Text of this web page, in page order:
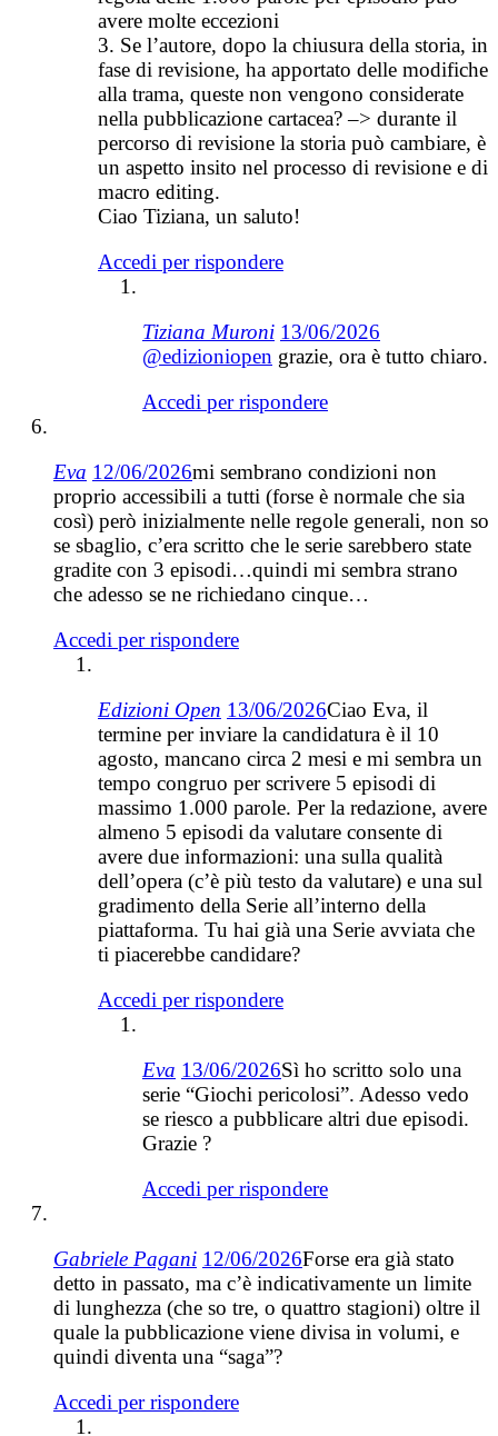
avere molte eccezioni
3. Se l’autore, dopo la chiusura della storia, in
fase di revisione, ha apportato delle modifiche
alla trama, queste non vengono considerate
nella pubblicazione cartacea? –> durante il
percorso di revisione la storia può cambiare, è
un aspetto insito nel processo di revisione e di
macro editing.
Ciao Tiziana, un saluto!
Accedi per rispondere
Tiziana Muroni 13/06/2026
@edizioniopen grazie, ora è tutto chiaro.
Accedi per rispondere
Eva 12/06/2026mi sembrano condizioni non
proprio accessibili a tutti (forse è normale che sia
così) però inizialmente nelle regole generali, non so
se sbaglio, c’era scritto che le serie sarebbero state
gradite con 3 episodi…quindi mi sembra strano
che adesso se ne richiedano cinque…
Accedi per rispondere
Edizioni Open 13/06/2026Ciao Eva, il
termine per inviare la candidatura è il 10
agosto, mancano circa 2 mesi e mi sembra un
tempo congruo per scrivere 5 episodi di
massimo 1.000 parole. Per la redazione, avere
almeno 5 episodi da valutare consente di
avere due informazioni: una sulla qualità
dell’opera (c’è più testo da valutare) e una sul
gradimento della Serie all’interno della
piattaforma. Tu hai già una Serie avviata che
ti piacerebbe candidare?
Accedi per rispondere
Eva 13/06/2026Sì ho scritto solo una
serie “Giochi pericolosi”. Adesso vedo
se riesco a pubblicare altri due episodi.
Grazie ?
Accedi per rispondere
Gabriele Pagani 12/06/2026Forse era già stato
detto in passato, ma c’è indicativamente un limite
di lunghezza (che so tre, o quattro stagioni) oltre il
quale la pubblicazione viene divisa in volumi, e
quindi diventa una “saga”?
Accedi per rispondere